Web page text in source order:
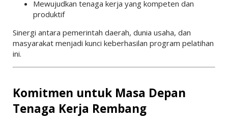
Mewujudkan tenaga kerja yang kompeten dan
produktif
Sinergi antara pemerintah daerah, dunia usaha, dan
masyarakat menjadi kunci keberhasilan program pelatihan
ini.
Komitmen untuk Masa Depan
Tenaga Kerja Rembang